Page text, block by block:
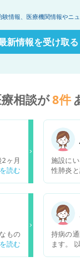
験情報、医療機関情報やニ
新情報を受け取る
相談が8件
ヶ月
いま
始め
今
特に
くら
、少
たの
たで
施設に
性肺炎
ていた
脳梗塞
ヒでし
運動機能も奪
管理栄
の、低
炎で誤
もの
まし
持病の
ます。